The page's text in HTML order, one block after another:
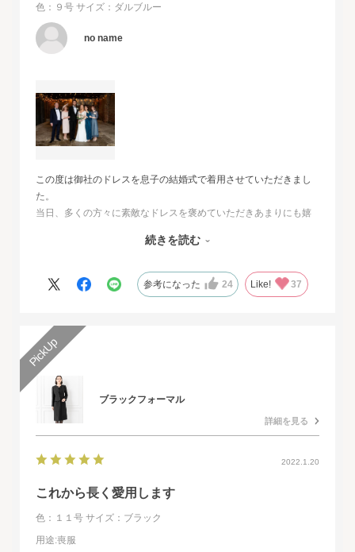
色：９号 サイズ：ダルブルー
no name
この度は御社のドレスを息子の結婚式で着用させていただきまし
た。
当日、多くの方々に素敵なドレスを褒めていただきあまりにも嬉
その旨をお伝えさせていただきたいと思いました。とても素敵な
人生最高の幸せな日に華を添えていただき、心より感謝申し上げ
続きを読む
参考になった 24 Like! 37
ブラックフォーマル
詳細を見る
2022.1.20
これから長く愛用します
色：１１号 サイズ：ブラック
用途:喪服